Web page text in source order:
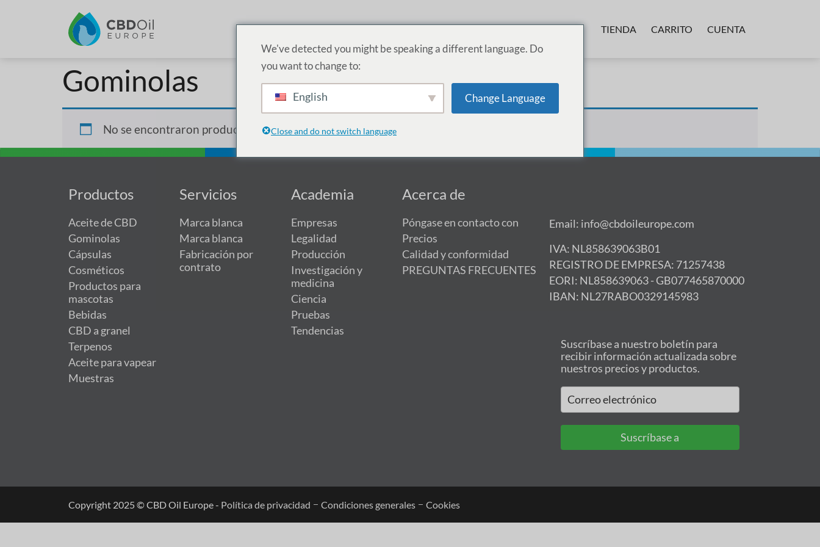
TIENDA CARRITO CUENTA
Gominolas
No se encontraron productos que concuerden con la selección.
Productos
Aceite de CBD
Gominolas
Cápsulas
Cosméticos
Productos para
mascotas
Bebidas
CBD a granel
Terpenos
Aceite para vapear
Muestras
Servicios
Marca blanca
Marca blanca
Fabricación por
contrato
Academia
Empresas
Legalidad
Producción
Investigación y
medicina
Ciencia
Pruebas
Tendencias
Acerca de
Póngase en contacto con
Precios
Calidad y conformidad
PREGUNTAS FRECUENTES
Email: info@cbdoileurope.com
IVA: NL858639063B01
REGISTRO DE EMPRESA: 71257438
EORI: NL858639063 - GB077465870000
IBAN: NL27RABO0329145983
Suscríbase a nuestro boletín para
recibir información actualizada sobre
nuestros precios y productos.
Suscríbase a
Copyright 2025 © CBD Oil Europe - Política de privacidad Condiciones generales Cookies
We've detected you might be speaking a different language. Do
you want to change to:
English Change Language
Close and do not switch language